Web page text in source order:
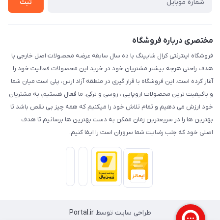
ثبت
مختصری درباره فروشگاه
فروشگاه اینترنتی کرال شاپینگ با ده سال سابقه عرضه محصولات اصل خارجی با
هدف راحتی هرچه بیشتر مشتریان خود در خرید این محصولات فعالیت خود را
آغار کرده است. این فروشگاه با قرار گیری در منطقه آزاد ارس، پلی است میان شما
و باکیفیت ترین محصولات اروپایی ، روسی و ترکی. ما فعال هستیم، به مشتریان
خود ارزش می دهیم و تمام تلاش خود را میکنیم که همه چیز بی نقص باشد تا
بهترین ها را در سریعترین زمان ممکن به دست بهترین ها برسانیم تا هدف
اصلی خود که جلب رضایت شما سروران است را ایفا کنیم.
طراحی سایت توسطPortal.ir